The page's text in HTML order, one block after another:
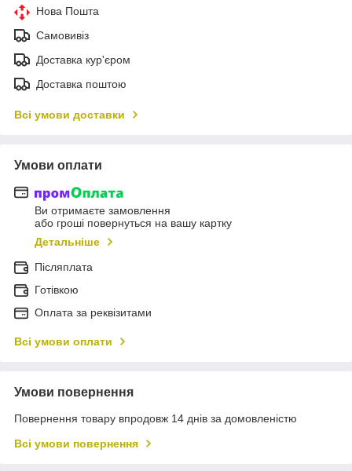
Нова Пошта
Самовивіз
Доставка кур'єром
Доставка поштою
Всі умови доставки
Умови оплати
Ви отримаєте замовлення
або гроші повернуться на вашу картку
Детальніше
Післяплата
Готівкою
Оплата за реквізитами
Всі умови оплати
Умови повернення
Повернення товару впродовж 14 днів за домовленістю
Всі умови повернення